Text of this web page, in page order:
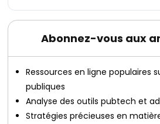
Abonnez-vous aux
Ressources en ligne populaires
publiques
Analyse des outils pubtech et
Stratégies précieuses en